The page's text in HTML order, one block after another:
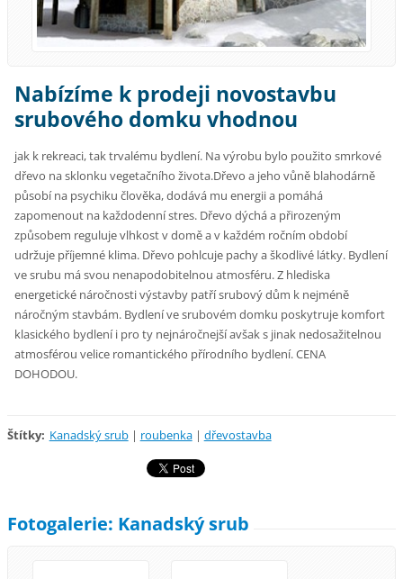
Nabízíme k prodeji novostavbu
srubového domku vhodnou
jak k rekreaci, tak trvalému bydlení. Na výrobu bylo použito smrkové
dřevo na sklonku vegetačního života.Dřevo a jeho vůně blahodárně
působí na psychiku člověka, dodává mu energii a pomáhá
zapomenout na každodenní stres. Dřevo dýchá a přirozeným
způsobem reguluje vlhkost v domě a v každém ročním období
udržuje příjemné klima. Dřevo pohlcuje pachy a škodlivé látky. Bydlení
ve srubu má svou nenapodobitelnou atmosféru. Z hlediska
energetické náročnosti výstavby patří srubový dům k nejméně
náročným stavbám. Bydlení ve srubovém domku poskytruje komfort
klasického bydlení i pro ty nejnáročnejší avšak s jinak nedosažitelnou
atmosférou velice romantického přírodního bydlení.CENA
DOHODOU.
Štítky: Kanadský srub | roubenka | dřevostavba
Fotogalerie: Kanadský srub